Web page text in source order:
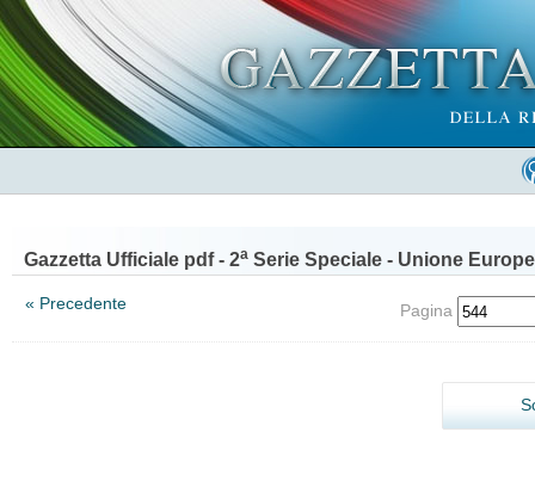
Gazzetta Ufficiale pdf - 2a Serie Speciale - Unione
« Precedente Pagina